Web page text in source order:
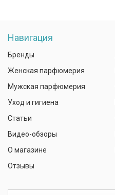
Навигация
Бренды
Женская парфюмерия
Мужская парфюмерия
Уход и гигиена
Статьи
Видео-обзоры
О магазине
Отзывы